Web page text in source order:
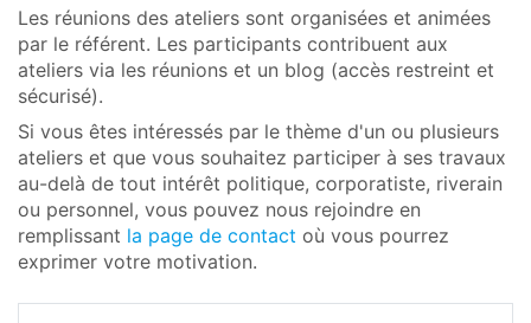
Les réunions des ateliers sont organisées et animées
par le référent. Les participants contribuent aux
ateliers via les réunions et un blog (accès restreint et
sécurisé).
Si vous êtes intéressés par le thème d'un ou plusieurs
ateliers et que vous souhaitez participer à ses travaux
au-delà de tout intérêt politique, corporatiste, riverain
ou personnel, vous pouvez nous rejoindre en
remplissant la page de contact où vous pourrez
exprimer votre motivation.